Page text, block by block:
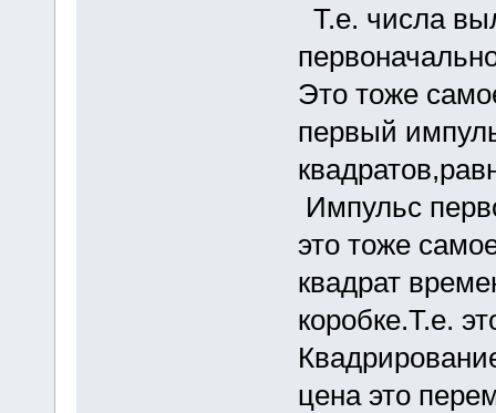
Т.е. числа
Это тоже
первый
Импульс
это тоже
квадрат
коробке.Т.е.
цена это